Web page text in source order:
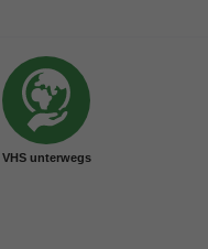
VHS unterwegs